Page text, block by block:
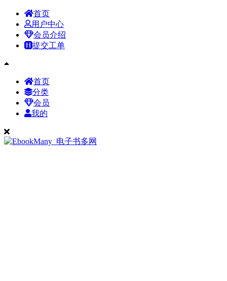
首页
用户中心
会员介绍
提交工单
首页
分类
会员
我的